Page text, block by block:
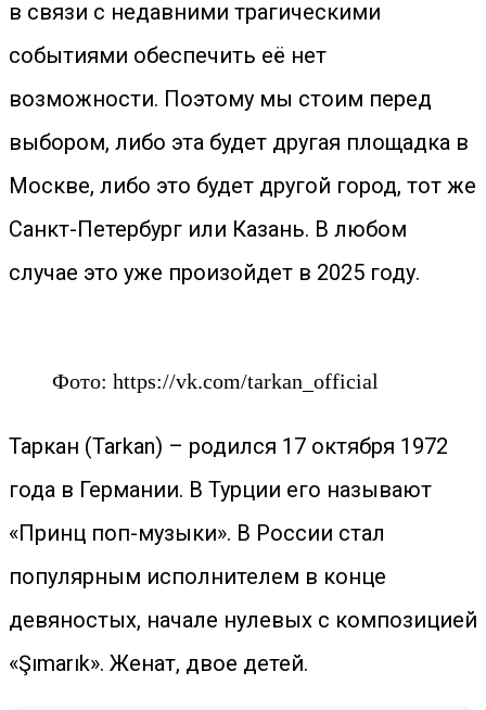
в связи с недавними трагическими
событиями обеспечить её нет
возможности. Поэтому мы стоим перед
выбором, либо эта будет другая площадка в
Москве, либо это будет другой город, тот же
Санкт-Петербург или Казань. В любом
случае это уже произойдет в 2025 году.
Фото: https://vk.com/tarkan_official
Таркан (Tarkan) – родился 17 октября 1972
года в Германии. В Турции его называют
«Принц поп-музыки». В России стал
популярным исполнителем в конце
девяностых, начале нулевых с композицией
«Şımarık». Женат, двое детей.